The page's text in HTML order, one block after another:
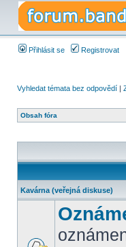
Přihlásit se Registrovat
Vyhledat témata bez odpovědí |
Obsah fóra
Kavárna (veřejná diskuse)